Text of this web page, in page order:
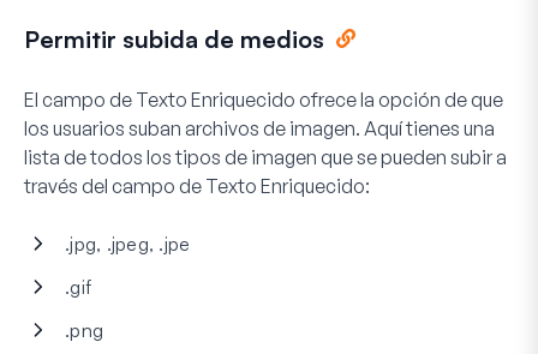
Permitir subida de medios
El campo de Texto Enriquecido ofrece la opción de que
los usuarios suban archivos de imagen. Aquí tienes una
lista de todos los tipos de imagen que se pueden subir a
través del campo de Texto Enriquecido:
.jpg, .jpeg, .jpe
.gif
.png